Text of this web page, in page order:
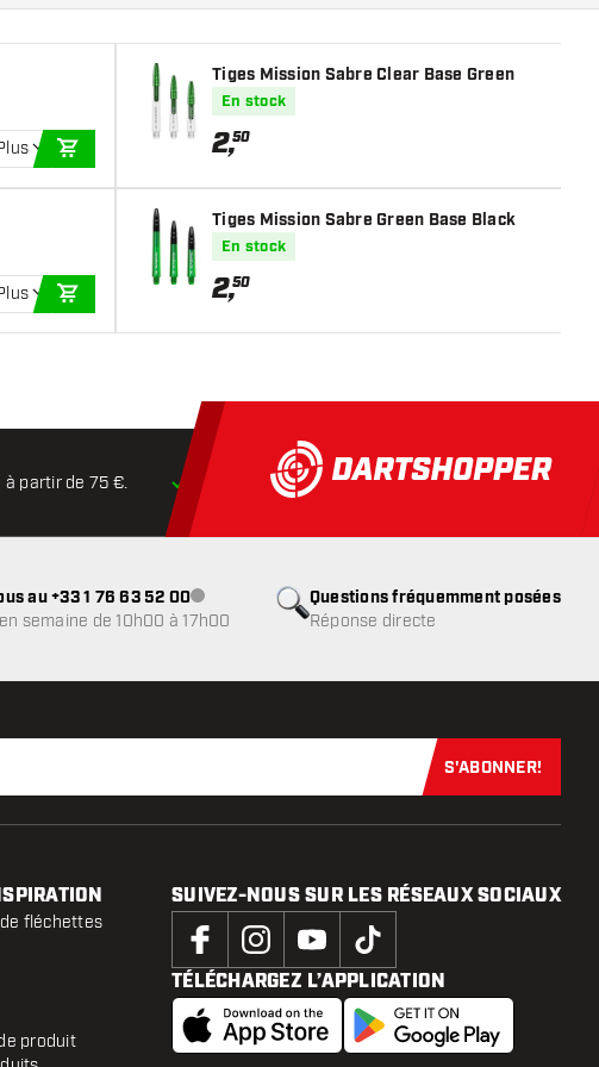
AJOUTER AU PANIER
AJOUTER AU PANIER
Tiges Mission Sabre Clear Base Green
En stock
2,50
Tiges Mission Sabre Green Base Black
En stock
2,50
à partir de 75 €. Expédition dans les24 heures Retours
Questions fréquemment posées
Réponse directe
au +33 1 76 63 52 00Service client indisponible
semaine de 10h00 à 17h00
Abonnez-
S'ABONNER!
fléchettes
produit
SUIVEZ-NOUS SUR LES RÉSEAUX SOCIAUX
TÉLÉCHARGEZ L’APPLICATION